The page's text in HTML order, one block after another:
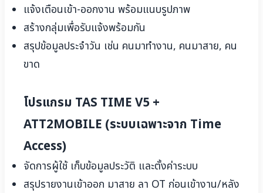
แจ้งเตือนเข้า-ออกงาน พร้อมแนบรูปภาพ
สร้างกลุ่มเพื่อรับแจ้งพร้อมกัน
สรุปข้อมูลประจำวัน เช่น คนมาทำงาน, คนมาสาย, คน
ขาด
โปรแกรม TAS TIME V5 +
ATT2MOBILE (ระบบเฉพาะจาก Time
Access)
จัดการผู้ใช้ เก็บข้อมูลประวัติ และตั้งค่าระบบ
สรุปรายงานเข้าออก มาสาย ลา OT ก่อนเข้างาน/หลัง